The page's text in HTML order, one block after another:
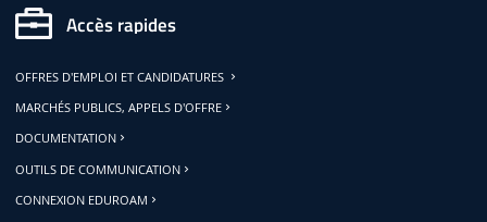
Accès rapides
OFFRES D'EMPLOI ET CANDIDATURES
MARCHÉS PUBLICS, APPELS D'OFFRE
DOCUMENTATION
OUTILS DE COMMUNICATION
CONNEXION EDUROAM